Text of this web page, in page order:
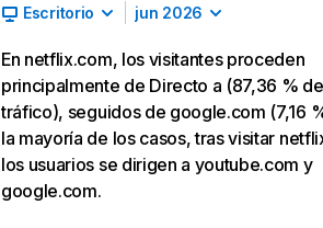
Escritorio jun 2026
En netflix.com, los visitantes proceden
principalmente de Directo a (87,36 % de
tráfico), seguidos de google.com (7,16
la mayoría de los casos, tras visitar
los usuarios se dirigen a youtube.com y
google.com.